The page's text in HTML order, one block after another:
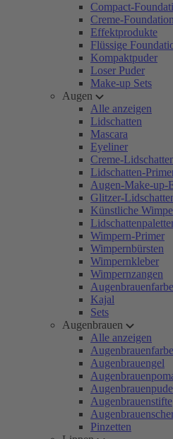
Compact-
Creme-Foundation
Effektprodukte
Flüssige
Kompaktpuder
Loser Puder
Make-up Sets
Augen
Alle anzeigen
Lidschatten
Mascara
Eyeliner
Creme-
Lidschatten-
Augen-Make-up-
Glitzer-
Künstliche
Wimpern-Primer
Wimpernbürsten
Wimpernkleber
Wimpernzangen
Augenbrauenfarbe
Kajal
Sets
Augenbrauen
Alle anzeigen
Augenbrauenfarbe
Augenbrauengel
Augenbrauenstifte
Pinzetten